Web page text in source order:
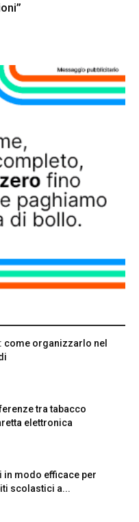
come organizzarlo nel
tra tabacco
elettronica
in modo efficace per
scolastici a...